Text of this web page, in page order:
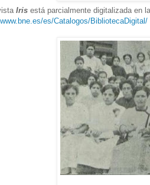
Iris está parcialmente digitalizada en la
es/Catalogos/BibliotecaDigital/